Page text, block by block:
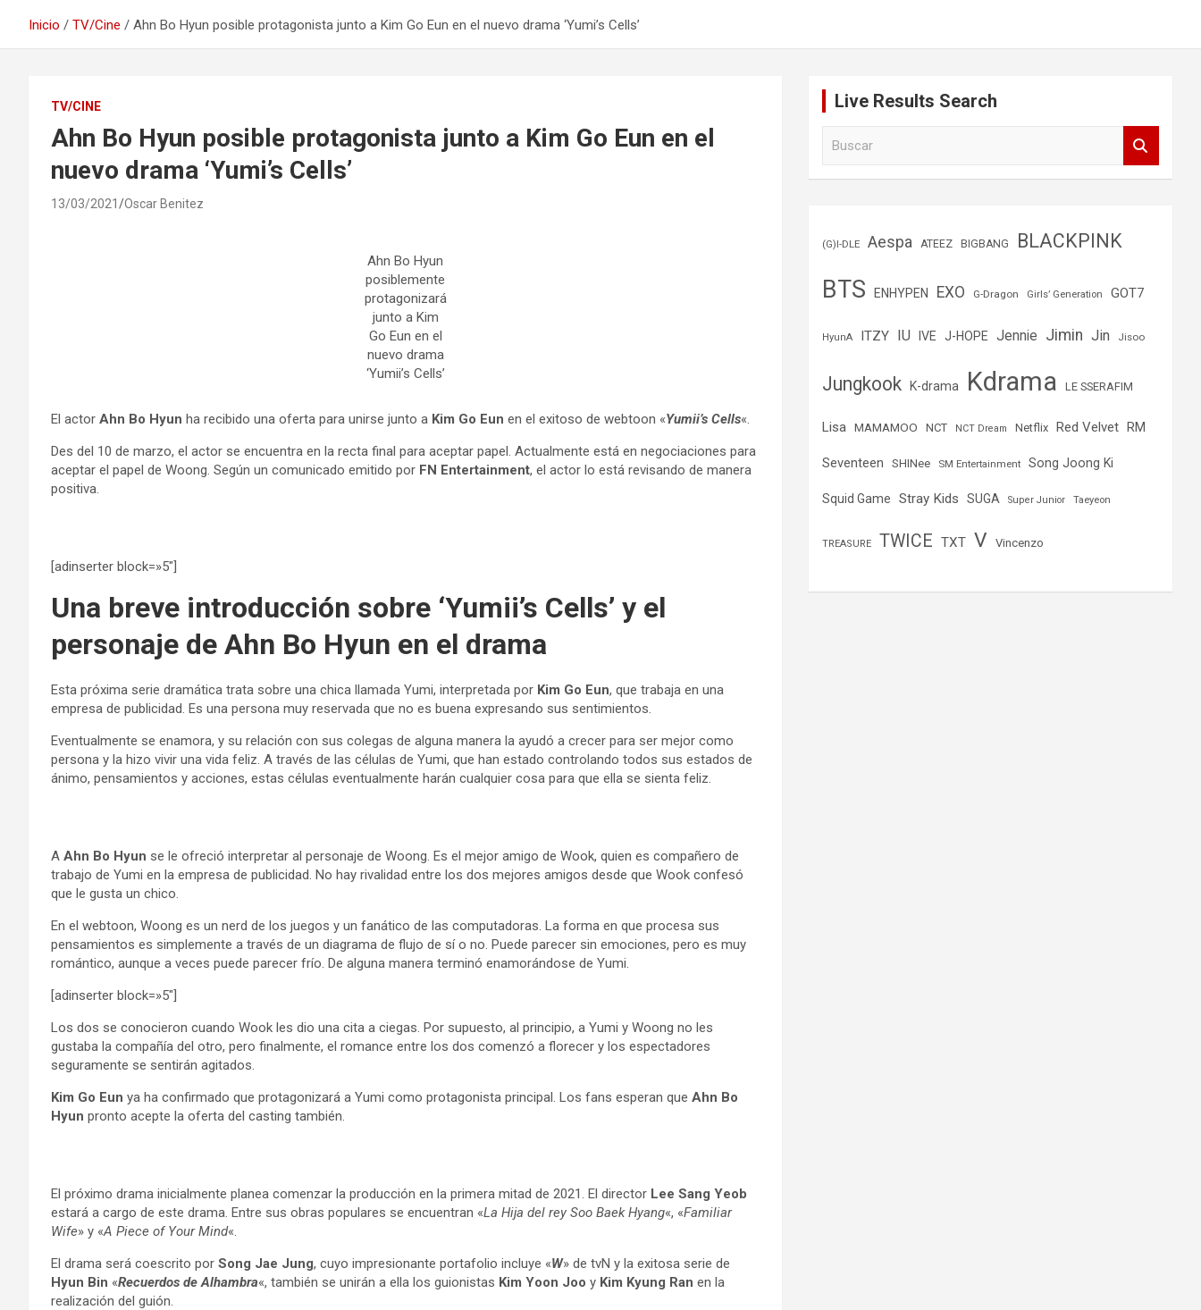
Inicio TV/Cine Ahn Bo Hyun posible protagonista junto a Kim Go Eun en el nuevo drama ‘Yumi’s Cells’
TV/CINE
Ahn Bo Hyun posible protagonista junto a Kim Go Eun en el
nuevo drama ‘Yumi’s Cells’
13/03/2021 Oscar Benitez
Ahn Bo Hyun
posiblemente
protagonizará
junto a Kim
Go Eun en el
nuevo drama
‘Yumii’s Cells’
El actor Ahn Bo Hyun ha recibido una oferta para unirse junto a Kim Go Eun en el exitoso de webtoon «Yumii’s Cells«.
Des del 10 de marzo, el actor se encuentra en la recta final para aceptar papel. Actualmente está en negociaciones para
aceptar el papel de Woong. Según un comunicado emitido por FN Entertainment, el actor lo está revisando de manera
positiva.
[adinserter block=»5″]
Una breve introducción sobre ‘Yumii’s Cells’ y el
personaje de Ahn Bo Hyun en el drama
Esta próxima serie dramática trata sobre una chica llamada Yumi, interpretada por Kim Go Eun, que trabaja en una
empresa de publicidad. Es una persona muy reservada que no es buena expresando sus sentimientos.
Eventualmente se enamora, y su relación con sus colegas de alguna manera la ayudó a crecer para ser mejor como
persona y la hizo vivir una vida feliz. A través de las células de Yumi, que han estado controlando todos sus estados de
ánimo, pensamientos y acciones, estas células eventualmente harán cualquier cosa para que ella se sienta feliz.
A Ahn Bo Hyun se le ofreció interpretar al personaje de Woong. Es el mejor amigo de Wook, quien es compañero de
trabajo de Yumi en la empresa de publicidad. No hay rivalidad entre los dos mejores amigos desde que Wook confesó
que le gusta un chico.
En el webtoon, Woong es un nerd de los juegos y un fanático de las computadoras. La forma en que procesa sus
pensamientos es simplemente a través de un diagrama de flujo de sí o no. Puede parecer sin emociones, pero es muy
romántico, aunque a veces puede parecer frío. De alguna manera terminó enamorándose de Yumi.
[adinserter block=»5″]
Los dos se conocieron cuando Wook les dio una cita a ciegas. Por supuesto, al principio, a Yumi y Woong no les
gustaba la compañía del otro, pero finalmente, el romance entre los dos comenzó a florecer y los espectadores
seguramente se sentirán agitados.
Kim Go Eun ya ha confirmado que protagonizará a Yumi como protagonista principal. Los fans esperan que Ahn Bo
Hyun pronto acepte la oferta del casting también.
El próximo drama inicialmente planea comenzar la producción en la primera mitad de 2021. El director Lee Sang Yeob
estará a cargo de este drama. Entre sus obras populares se encuentran «La Hija del rey Soo Baek Hyang«, «Familiar
Wife» y «A Piece of Your Mind«.
El drama será coescrito por Song Jae Jung, cuyo impresionante portafolio incluye «W» de tvN y la exitosa serie de
Hyun Bin «Recuerdos de Alhambra«, también se unirán a ella los guionistas Kim Yoon Joo y Kim Kyung Ran en la
realización del guión.
Live Results Search
(G)I-DLE Aespa ATEEZ BIGBANG BLACKPINK
BTS ENHYPEN EXO G-Dragon Girls’ Generation GOT7
HyunA ITZY IU IVE J-HOPE Jennie Jimin Jin Jisoo
Jungkook K-drama Kdrama LE SSERAFIM
Lisa MAMAMOO NCT NCT Dream Netflix Red Velvet RM
Seventeen SHINee SM Entertainment Song Joong Ki
Squid Game Stray Kids SUGA Super Junior Taeyeon
TREASURE TWICE TXT V Vincenzo